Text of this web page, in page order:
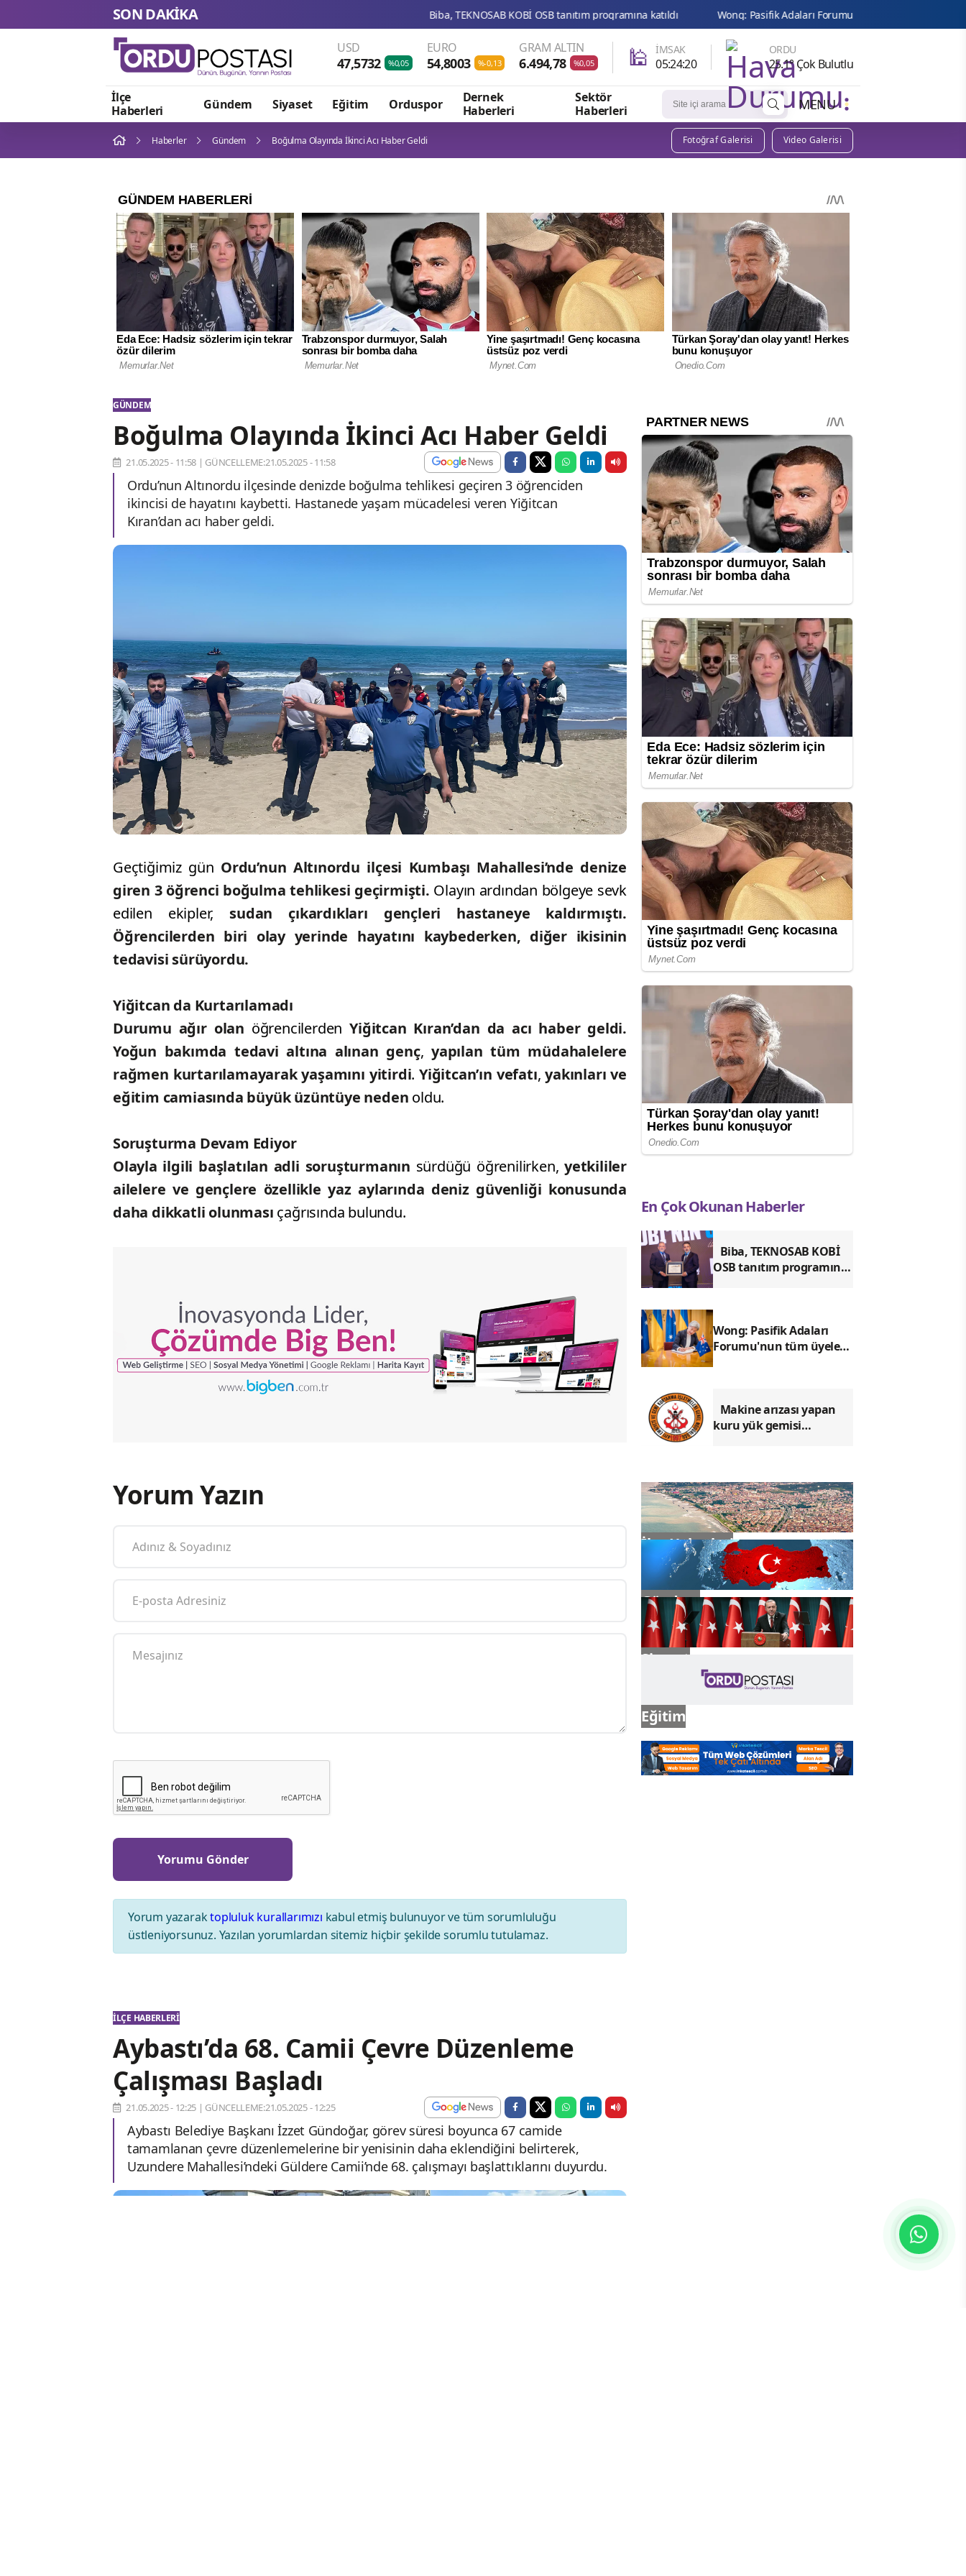
SON DAKİKA Biba, TEKNOSAB KOBİ OSB tanıtım programına katıldı Wong: Pasifik Adaları Forumu'nun tüm üyeleri birbirine bağlandı
USD
47,5732 %0,05
EURO
54,8003 %-0,13
GRAM ALTIN
6.494,78 %0,05 🕌 İMSAK
05:24:19
ORDU
25.1° Çok Bulutlu
İlçe
Haberleri
Gündem Siyaset Eğitim Orduspor
Dernek
Haberleri
Sektör
Haberleri
MENU
Haberler Gündem Boğulma Olayında İkinci Acı Haber Geldi Fotoğraf Galerisi Video Galerisi
GÜNDEM
Boğulma Olayında İkinci Acı Haber Geldi
21.05.2025 - 11:58 | GÜNCELLEME:21.05.2025 - 11:58
Ordu’nun Altınordu ilçesinde denizde boğulma tehlikesi geçiren 3 öğrenciden
ikincisi de hayatını kaybetti. Hastanede yaşam mücadelesi veren Yiğitcan
Kıran’dan acı haber geldi.
Geçtiğimiz gün Ordu’nun Altınordu ilçesi Kumbaşı Mahallesi’nde denize
giren 3 öğrenci boğulma tehlikesi geçirmişti. Olayın ardından bölgeye sevk
edilen ekipler, sudan çıkardıkları gençleri hastaneye kaldırmıştı.
Öğrencilerden biri olay yerinde hayatını kaybederken, diğer ikisinin
tedavisi sürüyordu.
Yiğitcan da Kurtarılamadı
Durumu ağır olan öğrencilerdenYiğitcan Kıran’dan da acı haber geldi.
Yoğun bakımda tedavi altına alınan genç,yapılan tüm müdahalelere
rağmen kurtarılamayarak yaşamını yitirdi.Yiğitcan’ın vefatı,yakınları ve
eğitim camiasında büyük üzüntüye neden oldu.
Soruşturma Devam Ediyor
Olayla ilgili başlatılan adli soruşturmanın sürdüğü öğrenilirken, yetkililer
ailelere ve gençlere özellikle yaz aylarında deniz güvenliği konusunda
daha dikkatli olunması çağrısında bulundu.
Yorum Yazın
Yorum yazaraktopluluk kurallarımızı kabul etmiş bulunuyor ve tüm sorumluluğu
üstleniyorsunuz. Yazılan yorumlardan sitemiz hiçbir şekilde sorumlu tutulamaz.
İLÇE HABERLERI
Aybastı’da 68. Camii Çevre Düzenleme
Çalışması Başladı
21.05.2025 - 12:25 | GÜNCELLEME:21.05.2025 - 12:25
Aybastı Belediye Başkanı İzzet Gündoğar, görev süresi boyunca 67 camide
tamamlanan çevre düzenlemelerine bir yenisinin daha eklendiğini belirterek,
Uzundere Mahallesi’ndeki Güldere Camii’nde 68. çalışmayı başlattıklarını duyurdu.
En Çok Okunan Haberler
Biba, TEKNOSAB KOBİ
OSB tanıtım programına
Wong: Pasifik Adaları
Forumu'nun tüm üyeleri
Makine arızası yapan
kuru yük gemisi
İlçe Haberleri
Gündem
Siyaset
Eğitim